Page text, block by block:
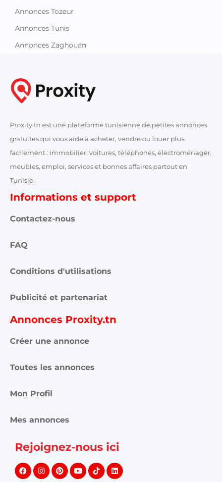
Annonces Tozeur
Annonces Tunis
Annonces Zaghouan
Proxity.tn est une plateforme tunisienne de petites annonces
gratuites qui vous aide à acheter, vendre ou louer plus
facilement : immobilier, voitures, téléphones, électroménager,
meubles, emploi, services et bonnes affaires partout en
Tunisie.
Informations et support
Contactez-nous
FAQ
Conditions d'utilisations
Publicité et partenariat
Annonces Proxity.tn
Créer une annonce
Toutes les annonces
Mon Profil
Mes annonces
Rejoignez-nous ici